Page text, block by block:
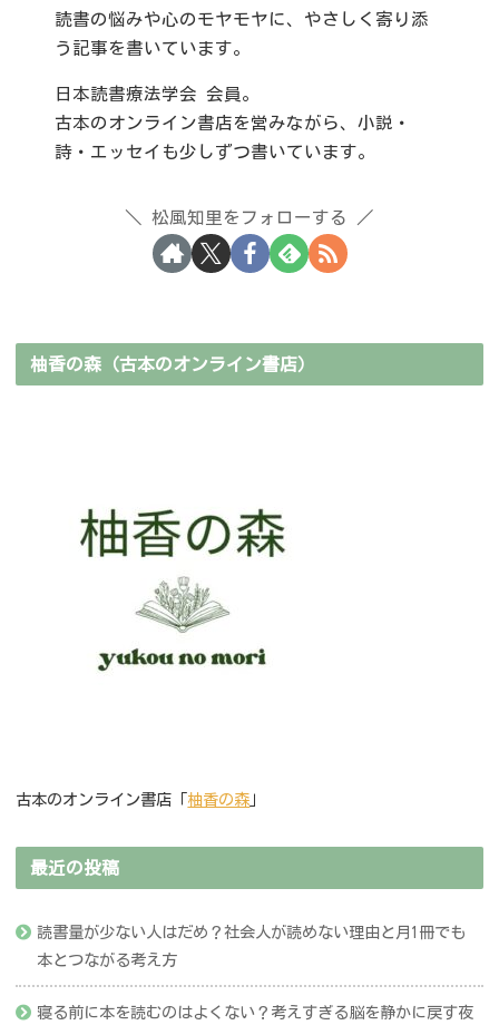
読書の悩みや心のモヤモヤに、やさしく寄り添
う記事を書いています。
日本読書療法学会 会員。
古本のオンライン書店を営みながら、小説・
詩・エッセイも少しずつ書いています。
松風知里をフォローする
柚香の森（古本のオンライン書店）
古本のオンライン書店「柚香の森 」
最近の投稿
読書量が少ない人はだめ？社会人が読めない理由と月1冊でも
本とつながる考え方
寝る前に本を読むのはよくない？考えすぎる脳を静かに戻す夜